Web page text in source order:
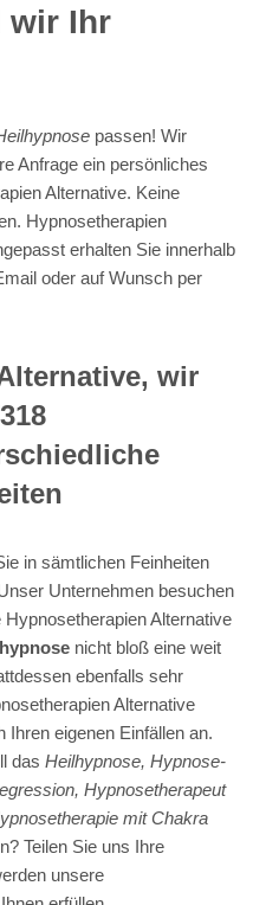
wir Ihr
passen! Wir
Anfrage ein persönliches
Alternative. Keine
Hypnosetherapien
erhalten Sie innerhalb
oder auf Wunsch per
wir
in sämtlichen Feinheiten
Unternehmen besuchen
Alternative
nicht bloß eine weit
ebenfalls sehr
Alternative
Ihren eigenen Einfällen an.
das Heilhypnose, Hypnose-
Hypnosetherapeut
mit Chakra
Teilen Sie uns Ihre
unsere